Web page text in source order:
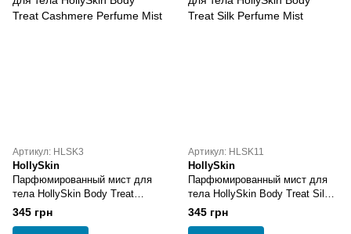
Артикул: HLSK3
HollySkin
Парфюмированный мист для
тела HollySkin Body Treat
Cashmere Perfume Mist
345 грн
Артикул: HLSK11
HollySkin
Парфюмированный мист для
тела HollySkin Body Treat Silk
Perfume Mist
345 грн